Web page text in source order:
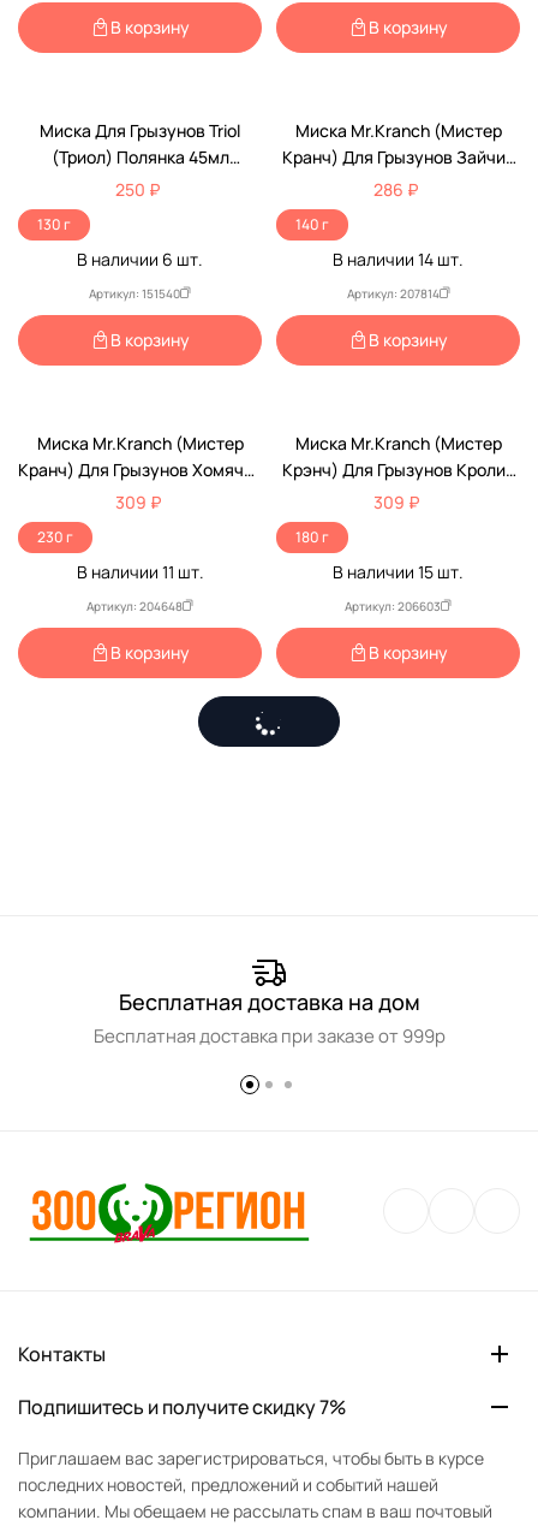
В корзину В корзину
Миска Для Грызунов Triol
(Триол) Полянка 45мл
Керамическая Угловая
250 ₽
130 г
В наличии 6 шт.
Артикул: 151540
В корзину
Миска Mr.Kranch (Мистер
Кранч) Для Грызунов Зайчик
90мл Голубая
286 ₽
140 г
В наличии 14 шт.
Артикул: 207814
В корзину
Миска Mr.Kranch (Мистер
Кранч) Для Грызунов Хомячок
130мл Белая
309 ₽
230 г
В наличии 11 шт.
Артикул: 204648
В корзину
Миска Mr.Kranch (Мистер
Крэнч) Для Грызунов Кролик
140мл Оранжевая
309 ₽
180 г
В наличии 15 шт.
Артикул: 206603
В корзину
Бесплатная доставка на дом
Бесплатная доставка при заказе от 999р
Контакты
Подпишитесь и получите скидку 7%
Приглашаем вас зарегистрироваться, чтобы быть в курсе
последних новостей, предложений и событий нашей
компании. Мы обещаем не рассылать спам в ваш почтовый